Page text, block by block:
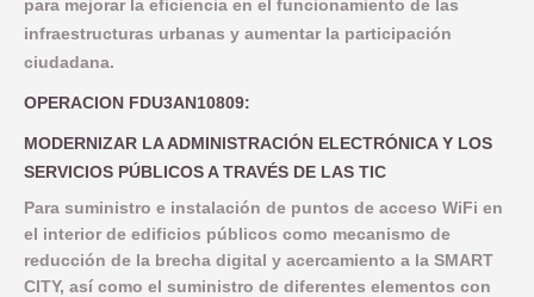
para mejorar la eficiencia en el funcionamiento de las
infraestructuras urbanas y aumentar la participación
ciudadana.
OPERACION FDU3AN10809:
MODERNIZAR LA ADMINISTRACIÓN ELECTRÓNICA Y LOS
SERVICIOS PÚBLICOS A TRAVÉS DE LAS TIC
Para suministro e instalación de puntos de acceso WiFi en
el interior de edificios públicos como mecanismo de
reducción de la brecha digital y acercamiento a la SMART
CITY, así como el suministro de diferentes elementos con